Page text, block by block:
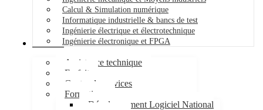
Calcul & Simulation numérique
Informatique industrielle & bancs de test
Ingénierie électrique et électrotechnique
Ingénierie électronique et FPGA
Services
Assistance technique
Forfait
Centre de services
Formations
Développement Logiciel National